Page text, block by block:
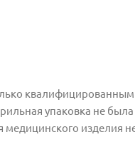
упаковка не
медицинского изделия